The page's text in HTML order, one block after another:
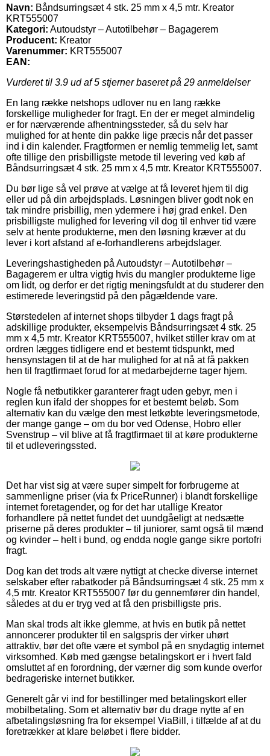
Navn: Båndsurringsæt 4 stk. 25 mm x 4,5 mtr. Kreator
KRT555007
Kategori: Autoudstyr – Autotilbehør – Bagagerem
Producent: Kreator
Varenummer: KRT555007
EAN:
Vurderet til 3.9 ud af 5 stjerner baseret på 29 anmeldelser
En lang række netshops udlover nu en lang række
forskellige muligheder for fragt. En der er meget almindelig
er for nærværende afhentningssteder, så du selv har
mulighed for at hente din pakke lige præcis når det passer
ind i din kalender. Fragtformen er nemlig temmelig let, samt
ofte tillige den prisbilligste metode til levering ved køb af
Båndsurringsæt 4 stk. 25 mm x 4,5 mtr. Kreator KRT555007.
Du bør lige så vel prøve at vælge at få leveret hjem til dig
eller ud på din arbejdsplads. Løsningen bliver godt nok en
tak mindre prisbillig, men ydermere i høj grad enkel. Den
prisbilligste mulighed for levering vil dog til enhver tid være
selv at hente produkterne, men den løsning kræver at du
lever i kort afstand af e-forhandlerens arbejdslager.
Leveringshastigheden på Autoudstyr – Autotilbehør –
Bagagerem er ultra vigtig hvis du mangler produkterne lige
om lidt, og derfor er det rigtig meningsfuldt at du studerer den
estimerede leveringstid på den pågældende vare.
Størstedelen af internet shops tilbyder 1 dags fragt på
adskillige produkter, eksempelvis Båndsurringsæt 4 stk. 25
mm x 4,5 mtr. Kreator KRT555007, hvilket stiller krav om at
ordren lægges tidligere end et bestemt tidspunkt, med
hensynstagen til at de har mulighed for at nå at få pakken
hen til fragtfirmaet forud for at medarbejderne tager hjem.
Nogle få netbutikker garanterer fragt uden gebyr, men i
reglen kun ifald der shoppes for et bestemt beløb. Som
alternativ kan du vælge den mest letkøbte leveringsmetode,
der mange gange – om du bor ved Odense, Hobro eller
Svenstrup – vil blive at få fragtfirmaet til at køre produkterne
til et udleveringssted.
Det har vist sig at være super simpelt for forbrugerne at
sammenligne priser (via fx PriceRunner) i blandt forskellige
internet foretagender, og for det har utallige Kreator
forhandlere på nettet fundet det uundgåeligt at nedsætte
priserne på deres produkter – til juniorer, samt også til mænd
og kvinder – helt i bund, og endda nogle gange sikre portofri
fragt.
Dog kan det trods alt være nyttigt at checke diverse internet
selskaber efter rabatkoder på Båndsurringsæt 4 stk. 25 mm x
4,5 mtr. Kreator KRT555007 før du gennemfører din handel,
således at du er tryg ved at få den prisbilligste pris.
Man skal trods alt ikke glemme, at hvis en butik på nettet
annoncerer produkter til en salgspris der virker uhørt
attraktiv, bør det ofte være et symbol på en snydagtig internet
virksomhed. Køb med gængse betalingskort er i hvert fald
omsluttet af en forordning, der værner dig som kunde overfor
bedrageriske internet butikker.
Generelt går vi ind for bestillinger med betalingskort eller
mobilbetaling. Som et alternativ bør du drage nytte af en
afbetalingsløsning fra for eksempel ViaBill, i tilfælde af at du
foretrækker at klare beløbet i flere bidder.